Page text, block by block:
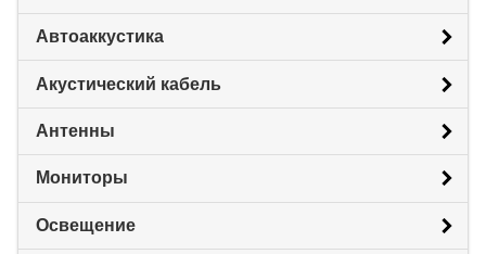
Автоаккустика
Акустический кабель
Антенны
Мониторы
Освещение